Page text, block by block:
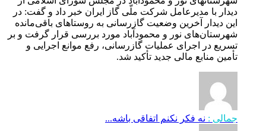
دیدار با مدیرعامل شرکت ملّی گاز ایران خبر داد و گفت: در
این دیدار آخرین وضعیت گازرسانی به روستاهای باقی‌مانده
شهرستان‌های نور و محمودآباد مورد بررسی قرار گرفت و بر
تسریع در اجرای عملیات گازرسانی، رفع موانع اجرایی و
تأمین منابع مالی جدید تأکید شد.
جمالی : نه فکر نکنم اتفاقی باشه...